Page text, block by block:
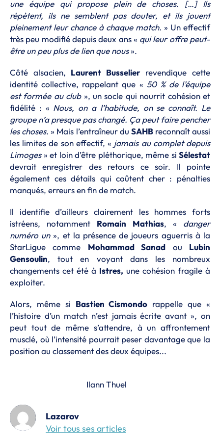
une équipe qui propose plein de choses. […] Ils
répètent, ils ne semblent pas douter, et ils jouent
pleinement leur chance à chaque match. » Un effectif
très peu modifié depuis deux ans « qui leur offre peut-
être un peu plus de lien que nous».
Côté alsacien, Laurent Busselierrevendique cette
identité collective, rappelant que « 50 % de l’équipe
est formée au club», un socle qui nourrit cohésion et
fidélité : « Nous, on a l’habitude, on se connaît. Le
groupe n’a presque pas changé. Ça peut faire pencher
les choses. » Mais l’entraîneur du SAHBreconnaît aussi
les limites de son effectif, « jamais au complet depuis
Limoges» et loin d’être pléthorique, même si Sélestat
devrait enregistrer des retours ce soir. Il pointe
également ces détails qui coûtent cher : pénalties
manqués, erreurs en fin de match.
Il identifie d’ailleurs clairement les hommes forts
istréens, notamment Romain Mathias, « danger
numéro un», et la présence de joueurs aguerris à la
StarLigue comme Mohammad Sanad ou Lubin
Gensoulin, tout en voyant dans les nombreux
changements cet été à Istres, une cohésion fragile à
exploiter.
Alors, même si Bastien Cismondo rappelle que «
l’histoire d’un match n’est jamais écrite avant », on
peut tout de même s’attendre, à un affrontement
musclé, où l’intensité pourrait peser davantage que la
position au classement des deux équipes...
Ilann Thuel
Lazarov
Voir tous ses articles